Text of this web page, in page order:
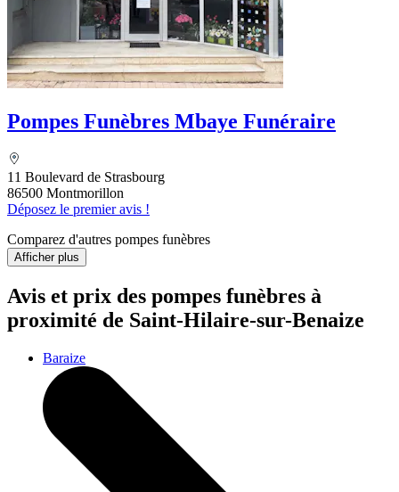
Pompes Funèbres Mbaye Funéraire
11 Boulevard de Strasbourg
86500 Montmorillon
Déposez le premier avis !
Comparez d'autres pompes funèbres
Afficher plus
Avis et prix des pompes funèbres à
proximité de Saint-Hilaire-sur-Benaize
Baraize